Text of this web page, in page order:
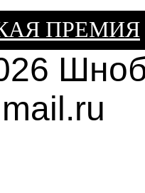
ПРЕМИЯ